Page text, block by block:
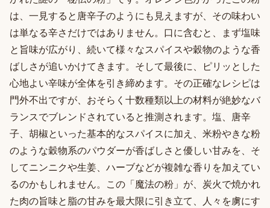
は、一見すると唐辛子のようにも見えますが、その味わい
は単なる辛さだけではありません。口に含むと、まず塩味
と旨味が広がり、続いて様々なスパイスや穀物のような香
ばしさが追いかけてきます。そして最後に、ピリッとした
心地よい辛味が全体を引き締めます。その正確なレシピは
門外不出ですが、おそらく十数種類以上の材料が絶妙なバ
ランスでブレンドされていると推測されます。塩、唐辛
子、胡椒といった基本的なスパイスに加え、米粉やきな粉
のような穀物系のパウダーが香ばしさと優しい甘みを、そ
してニンニクや生姜、ハーブなどが複雑な香りを加えてい
るのかもしれません。この「魔法の粉」が、炭火で焼かれ
た肉の旨味と脂の甘みを最大限に引き立て、人々を虜にす